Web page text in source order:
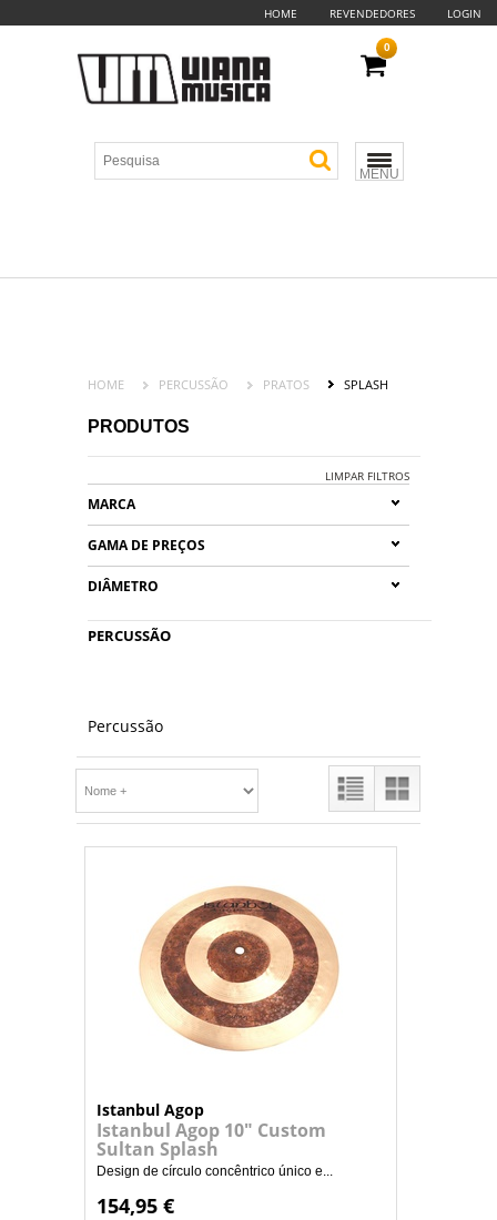
HOME REVENDEDORES LOGIN
MENU
0
HOME PERCUSSÃO PRATOS SPLASH
PRODUTOS
LIMPAR FILTROS
MARCA
GAMA DE PREÇOS
DIÂMETRO
PERCUSSÃO
Percussão
Istanbul Agop
Istanbul Agop 10" Custom
Sultan Splash
Design de círculo concêntrico único e...
154,95 €